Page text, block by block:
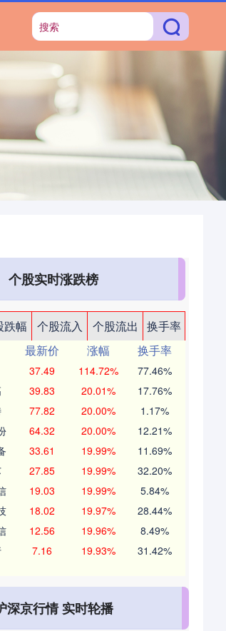
个股实时涨跌榜
跌幅 个股流入 个股流出
换手率
最新价 涨幅
换手率
37.49 114.72% 77.46%
39.83 20.01% 17.76%
77.82 20.00% 1.17%
64.32 20.00% 12.21%
33.61 19.99% 11.69%
27.85 19.99% 32.20%
19.03 19.99% 5.84%
18.02 19.97% 28.44%
12.56 19.96% 8.49%
7.16 19.93% 31.42%
深京行情 实时轮播